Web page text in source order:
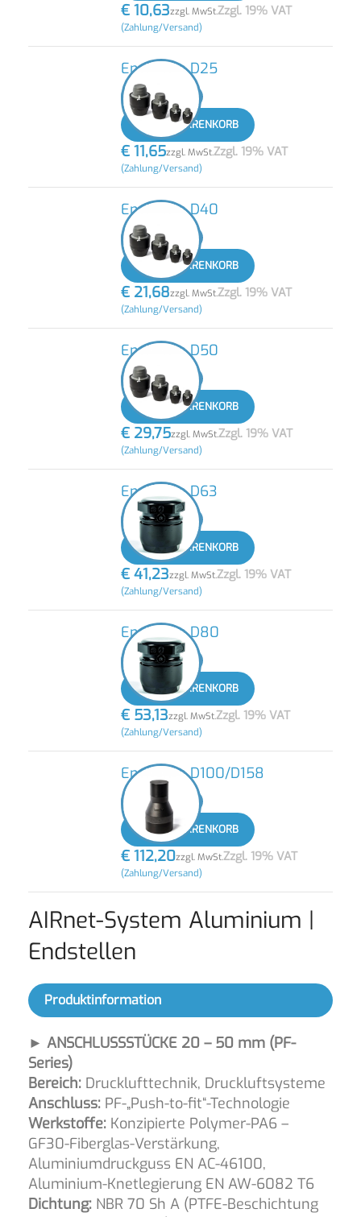
€ 10,63zzgl. MwSt.Zzgl. 19% VAT
(Zahlung/Versand)
Endkappe D25
-
IN DEN WARENKORB
€ 11,65zzgl. MwSt.Zzgl. 19% VAT
(Zahlung/Versand)
Endkappe D40
-
IN DEN WARENKORB
€ 21,68zzgl. MwSt.Zzgl. 19% VAT
(Zahlung/Versand)
Endkappe D50
-
IN DEN WARENKORB
€ 29,75zzgl. MwSt.Zzgl. 19% VAT
(Zahlung/Versand)
Endkappe D63
IN DEN WARENKORB
€ 41,23zzgl. MwSt.Zzgl. 19% VAT
(Zahlung/Versand)
Endkappe D80
IN DEN WARENKORB
€ 53,13zzgl. MwSt.Zzgl. 19% VAT
(Zahlung/Versand)
Endkappe D100/D158
IN DEN WARENKORB
€ 112,20zzgl. MwSt.Zzgl. 19% VAT
(Zahlung/Versand)
AIRnet-System Aluminium |
Endstellen
Produktinformation
► ANSCHLUSSSTÜCKE 20 – 50 mm (PF-
Series)
Bereich: Drucklufttechnik, Druckluftsysteme
Anschluss: PF-„Push-to-fit“-Technologie
Werkstoffe: Konzipierte Polymer-PA6 –
GF30-Fiberglas-Verstärkung,
Aluminiumdruckguss EN AC-46100,
Aluminium-Knetlegierung EN AW-6082 T6
Dichtung: NBR 70 Sh A (PTFE-Beschichtung